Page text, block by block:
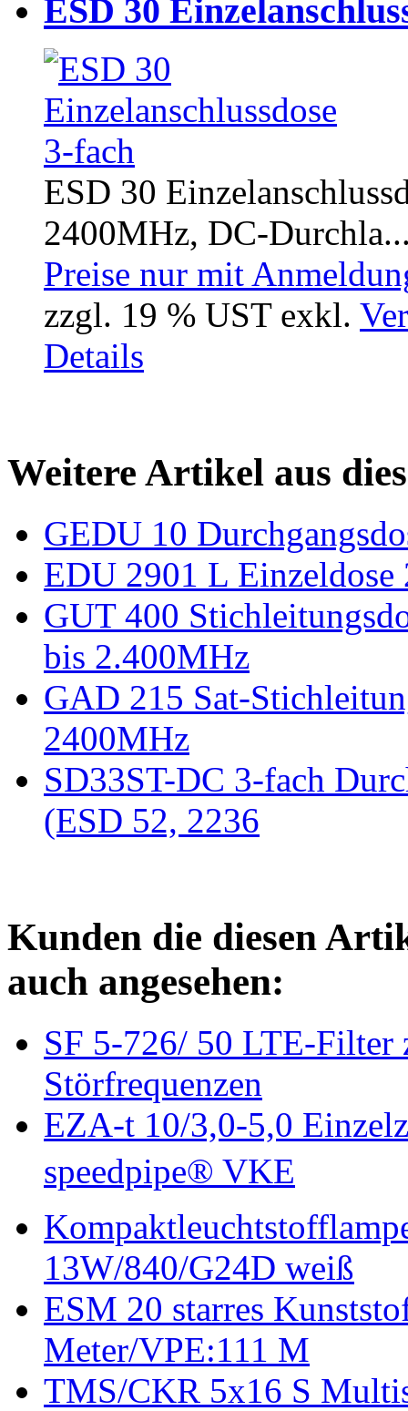
ESD 30
ESD 30
2400MHz, DC-
Preise nur mit
zzgl. 19 % UST exkl.
Details
Weitere Artikel aus
GEDU 10
EDU 2901 L
GUT 400
bis 2.400MHz
GAD 215 Sat-
2400MHz
SD33ST-DC 3-fach
(ESD 52, 2236
Kunden die diesen
auch angesehen:
SF 5-726/ 50 LTE-
Störfrequenzen
EZA-t 10/3,0-5,0
speedpipe® VKE
13W/840/G24D weiß
ESM 20 starres
Meter/VPE:111 M
TMS/CKR 5x16 S